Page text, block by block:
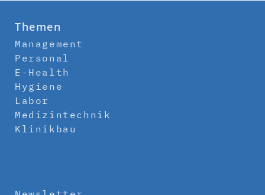
Themen
Management
Personal
E-Health
Hygiene
Labor
Medizintechnik
Klinikbau